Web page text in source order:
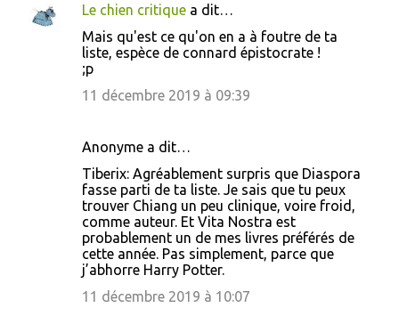
C
Le chien critique a dit…
Mais qu'est ce qu'on en a à foutre de ta
liste, espèce de connard épistocrate !
;p
11 décembre 2019 à 09:39
Anonyme a dit…
Tiberix: Agréablement surpris que Diaspora
fasse parti de ta liste. Je sais que tu peux
trouver Chiang un peu clinique, voire froid,
comme auteur. Et Vita Nostra est
probablement un de mes livres préférés de
cette année. Pas simplement, parce que
j’abhorre Harry Potter.
11 décembre 2019 à 10:07